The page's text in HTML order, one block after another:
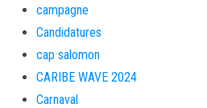
campagne
Candidatures
cap salomon
CARIBE WAVE 2024
Carnaval